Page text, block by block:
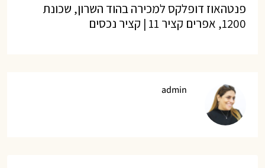
פנטהאוז דופלקס למכירה בהוד השרון, שכונת
1200, אפרים קציר 11 | קציר נכסים
admin